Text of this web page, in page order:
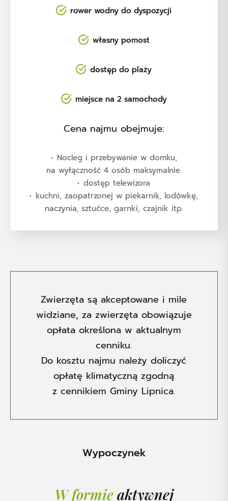
rower wodny do dyspozycji
własny pomost
dostęp do plaży
miejsce na 2 samochody
Cena najmu obejmuje:
Nocleg i przebywanie w domku,
na wyłączność 4 osób maksymalnie.
dostęp telewizora
kuchni, zaopatrzonej w piekarnik, lodówkę,
naczynia, sztućce, garnki, czajnik itp.
Zwierzęta są akceptowane i mile
widziane, za zwierzęta obowiązuje
opłata określona w aktualnym
cenniku.
Do kosztu najmu należy doliczyć
opłatę klimatyczną zgodną
zcennikiem Gminy Lipnica.
Wypoczynek
W formieaktywnej